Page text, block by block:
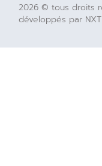
2026 © tous droits
développés par NXT